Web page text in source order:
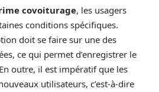
covoiturage, les usagers
conditions spécifiques.
doit se faire sur une des
ce qui permet d’enregistrer le
outre, il est impératif que les
utilisateurs, c’est-à-dire